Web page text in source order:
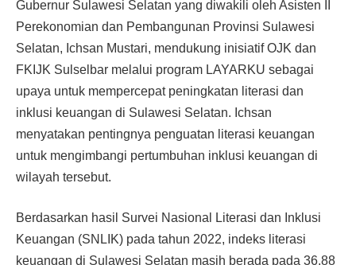
Gubernur Sulawesi Selatan yang diwakili oleh Asisten II
Perekonomian dan Pembangunan Provinsi Sulawesi
Selatan, Ichsan Mustari, mendukung inisiatif OJK dan
FKIJK Sulselbar melalui program LAYARKU sebagai
upaya untuk mempercepat peningkatan literasi dan
inklusi keuangan di Sulawesi Selatan. Ichsan
menyatakan pentingnya penguatan literasi keuangan
untuk mengimbangi pertumbuhan inklusi keuangan di
wilayah tersebut.
Berdasarkan hasil Survei Nasional Literasi dan Inklusi
Keuangan (SNLIK) pada tahun 2022, indeks literasi
keuangan di Sulawesi Selatan masih berada pada 36,88